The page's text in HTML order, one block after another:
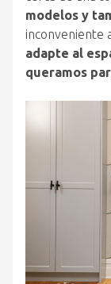
modelos y
inconveniente
adapte al
queramos